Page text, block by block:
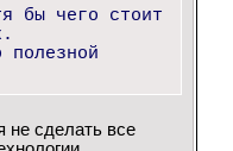
бы чего стоит
полезной
не сделать все